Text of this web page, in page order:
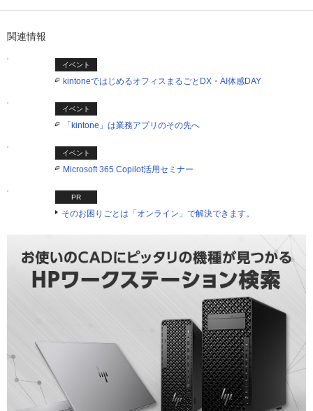
関連情報
イベント
kintoneではじめるオフィスまるごとDX・AI体感DAY
イベント
「kintone」は業務アプリのその先へ
イベント
Microsoft 365 Copilot活用セミナー
PR
そのお困りごとは「オンライン」で解決できます。